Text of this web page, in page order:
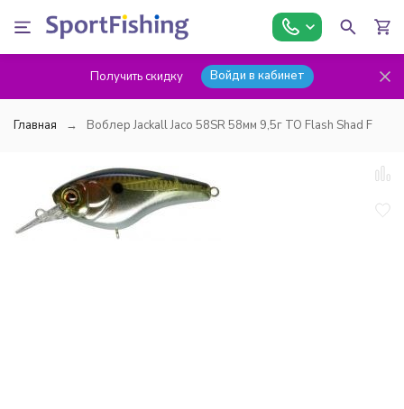
Получить скидку Войди в кабинет
Главная Воблер Jackall Jaco 58SR 58мм 9,5г TO Flash Shad F